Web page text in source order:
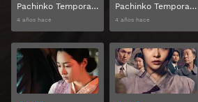
Pachinko Temporada 1 Capitulo 4
4 años hace
Pachinko Temporada 1 Capitulo 5
4 años hace
Ver